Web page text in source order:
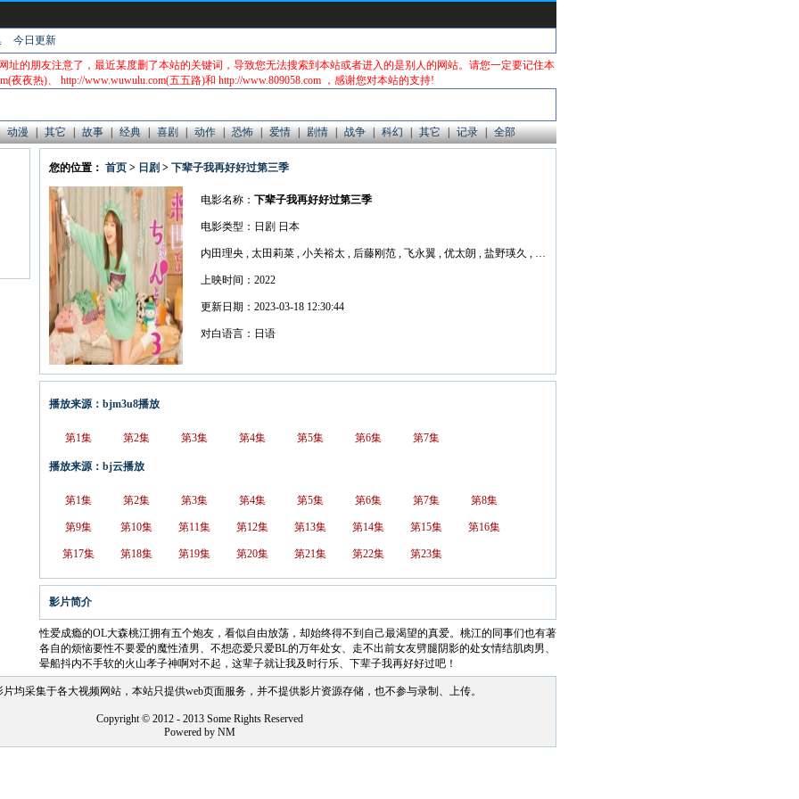
今日更新
址的朋友注意了，最近某度删了本站的关键词，导致您无法搜索到本站或者进入的是别人的网站。请您一定要记住本
夜夜热)、 http://www.wuwulu.com(五五路)和 http://www.809058.com ，感谢您对本站的支持!
动漫 | 其它 | 故事 | 经典 | 喜剧 | 动作 | 恐怖 | 爱情 | 剧情 | 战争 | 科幻 | 其它 | 记录 | 全部
您的位置： 首页 > 日剧 > 下辈子我再好好过第三季
电影名称： 下辈子我再好好过第三季
电影类型：日剧 日本
内田理央 , 太田莉菜 , 小关裕太 , 后藤刚范 , 飞永翼 , 优太朗 , 盐野瑛久 , 中川知香 , 笕美和子 , 小西樱子 , 岬あかり , 饭原僚也
上映时间：2022
更新日期：2023-03-18 12:30:44
对白语言：日语
播放来源：bjm3u8播放
第1集 第2集 第3集 第4集 第5集 第6集 第7集
播放来源：bj云播放
第1集 第2集 第3集 第4集 第5集 第6集 第7集 第8集
第9集 第10集 第11集 第12集 第13集 第14集 第15集 第16集
第17集 第18集 第19集 第20集 第21集 第22集 第23集
影片简介
性爱成瘾的OL大森桃江拥有五个炮友，看似自由放荡，却始终得不到自己最渴望的真爱。桃江的同事们也有著
各自的烦恼要性不要爱的魔性渣男、不想恋爱只爱BL的万年处女、走不出前女友劈腿阴影的处女情结肌肉男、
晕船抖内不手软的火山孝子神啊对不起，这辈子就让我及时行乐、下辈子我再好好过吧！
均采集于各大视频网站，本站只提供web页面服务，并不提供影片资源存储，也不参与录制、上传。
Copyright © 2012 - 2013 Some Rights Reserved
Powered by NM